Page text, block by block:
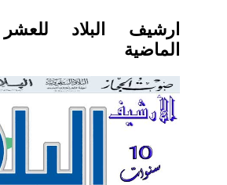
ارشيف البلاد
الماضية